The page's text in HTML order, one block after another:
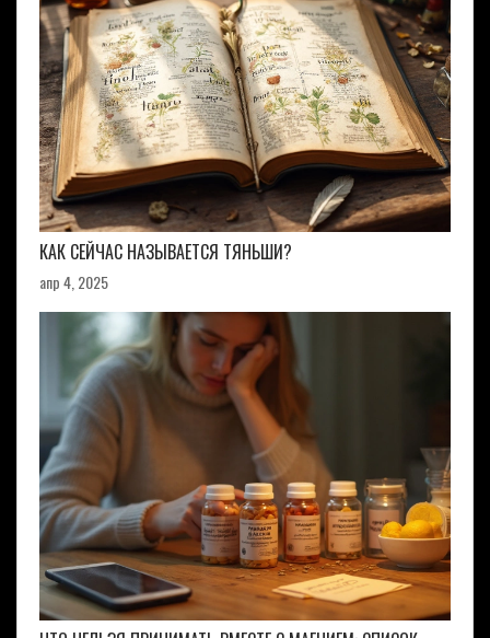
КАК СЕЙЧАС НАЗЫВАЕТСЯ ТЯНЬШИ?
апр 4, 2025